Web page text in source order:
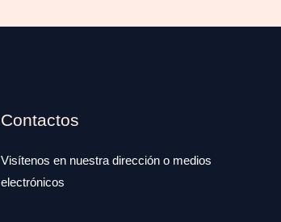
Contactos
Visítenos en nuestra dirección o medios
electrónicos